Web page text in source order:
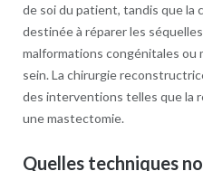
de soi du patient, tandis que
destinée à réparer les
malformations congénitales ou
sein. La chirurgie
des interventions telles que la
une mastectomie.
Quelles techniques